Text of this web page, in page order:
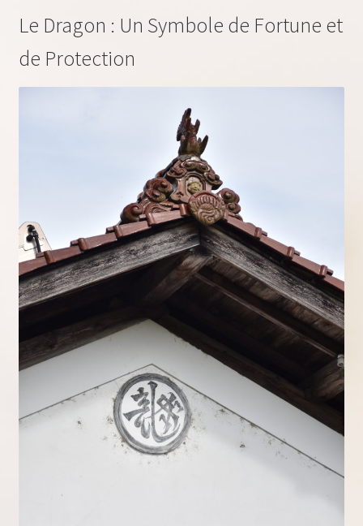
Le Dragon : Un Symbole de Fortune et
de Protection